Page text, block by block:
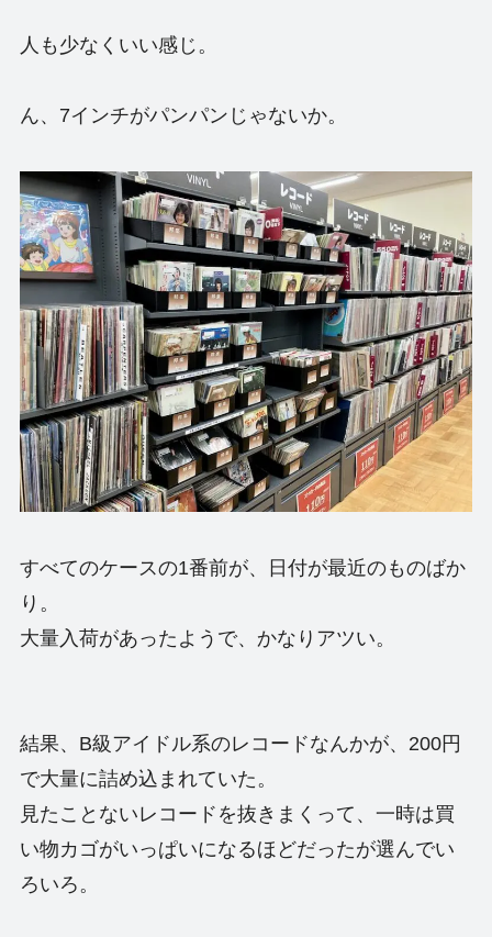
人も少なくいい感じ。
ん、7インチがパンパンじゃないか。
すべてのケースの1番前が、日付が最近のものばか
り。
大量入荷があったようで、かなりアツい。
結果、B級アイドル系のレコードなんかが、200円
で大量に詰め込まれていた。
見たことないレコードを抜きまくって、一時は買
い物カゴがいっぱいになるほどだったが選んでい
ろいろ。